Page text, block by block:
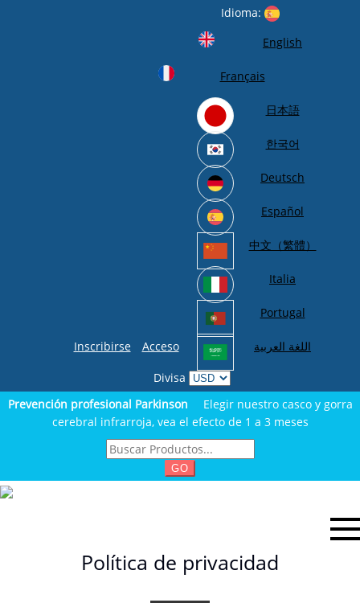
Inscribirse Acceso
Idioma:
English
Français
日本語
한국어
Deutsch
Español
中文（繁體）
Italia
Portugal
اللغة العربية
Divisa
Prevención profesional Parkinson
Elegir nuestro casco y gorra
cerebral infrarroja, vea el efecto de 1 a 3 meses
GO
Política de privacidad